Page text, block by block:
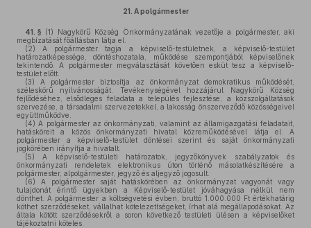
21. A polgármester
41. § (1)
Nagykörű Község Önkormányzatának vezetője a polgármester, aki
megbízatását főállásban látja el.
(2) A polgármester tagja a képviselő-testületnek, a képviselő-testület
határozatképessége, döntéshozatala, működése szempontjából képviselőnek
tekintendő. A polgármester megválasztását követően esküt tesz a képviselő-
testület előtt.
(3) A polgármester biztosítja az önkormányzat demokratikus működését,
széleskörű nyilvánosságát. Tevékenységével hozzájárul Nagykörű Község
fejlődéséhez, elsődleges feladata a település fejlesztése, a közszolgáltatások
szervezése, a társadalmi szervezetekkel, a lakosság önszerveződő közösségeivel
együttműködve.
(4) A polgármester az önkormányzati, valamint az államigazgatási feladatait,
hatásköreit a közös önkormányzati hivatal közreműködésével látja el. A
polgármester a képviselő-testület döntései szerint és saját önkormányzati
jogkörében irányítja a hivatalt.
(5) A képviselő-testületi határozatok, jegyzőkönyvek szabályzatok és
önkormányzati rendeletek elektronikus úton történő másolatkészítésére a
polgármester, alpolgármester, jegyző és aljegyző jogosult.
(6) A polgármester saját hatáskörében az önkormányzat vagyonát vagy
tulajdonát érintő ügyekben a Képviselő-testület jóváhagyása nélkül nem
dönthet. A polgármester a költségvetési évben, bruttó 1.000.000 Ft értékhatárig
köthet szerződéseket, vállalhat kötelezettségeket, írhat alá megállapodásokat. Az
általa kötött szerződésekről a soron következő testületi ülésen a képviselőket
tájékoztatni köteles.